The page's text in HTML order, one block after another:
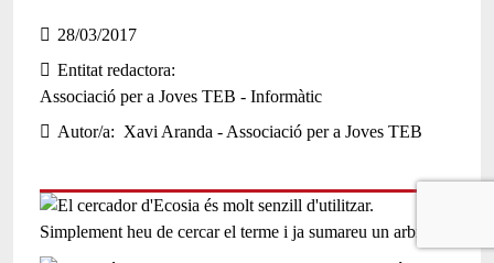
a
c
o
o
28/03/2017
Entitat redactora
Associació per a Joves TEB - Informàtic
Autor/a
Xavi Aranda - Associació per a Joves TEB